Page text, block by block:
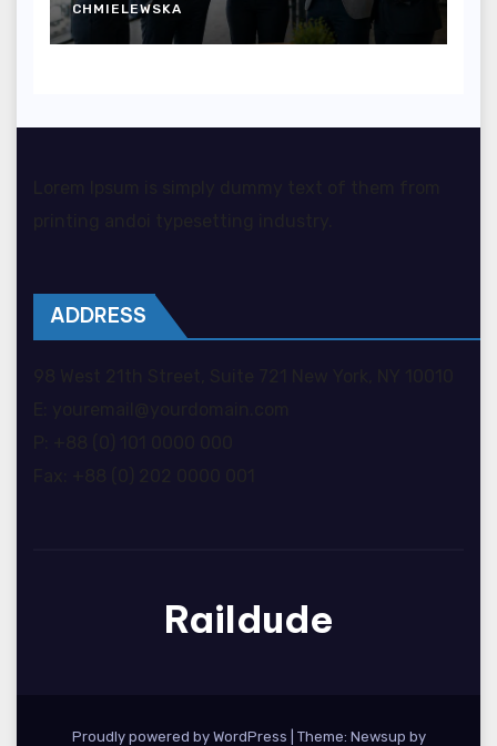
współpracy w
organizacji?
CHMIELEWSKA
ADDRESS
Raildude
Proudly powered by WordPress
Theme: Newsup by